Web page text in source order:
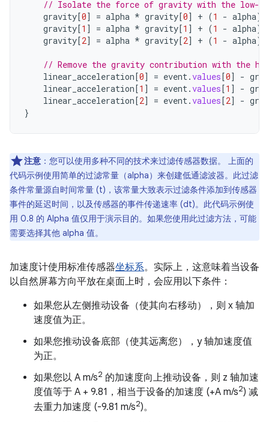
// Isolate the force of gravity with the low-
gravity[0] = alpha * gravity[0] + (1 - alpha)
gravity[1 ] = alpha * gravity[1 ] + (1 - alpha)
gravity[2] = alpha * gravity[2] + (1 - alpha)
// Remove the gravity contribution with the
linear_acceleration[0] = event.values[0] -
linear_acceleration[1 ] = event.values[1 ] -
linear_acceleration[2] = event.values[2] -
}
注意 ：您可以使用多种不同的技术来过滤传感器数据。 上面的
代码示例使用简单的过滤常量（alpha）来创建低通滤波器。此过滤
条件常量源自时间常量 (t)，该常量大致表示过滤条件添加到传感器
事件的延迟时间，以及传感器的事件传递速率 (dt)。此代码示例使
用 0.8 的 Alpha 值仅用于演示目的。如果您使用此过滤方法，可能
需要选择其他 alpha 值。
加速度计使用标准传感器坐标系。实际上，这意味着当设备
以自然屏幕方向平放在桌面上时，会应用以下条件：
如果您从左侧推动设备（使其向右移动），则 x 轴加
速度值为正。
如果您推动设备底部（使其远离您），y 轴加速度值
为正。
如果您以 A m/s2 的加速度向上推动设备，则 z 轴加速
度值等于 A + 9.81，相当于设备的加速度 (+A m/s2) 减
去重力加速度 (-9.81 m/s2)。